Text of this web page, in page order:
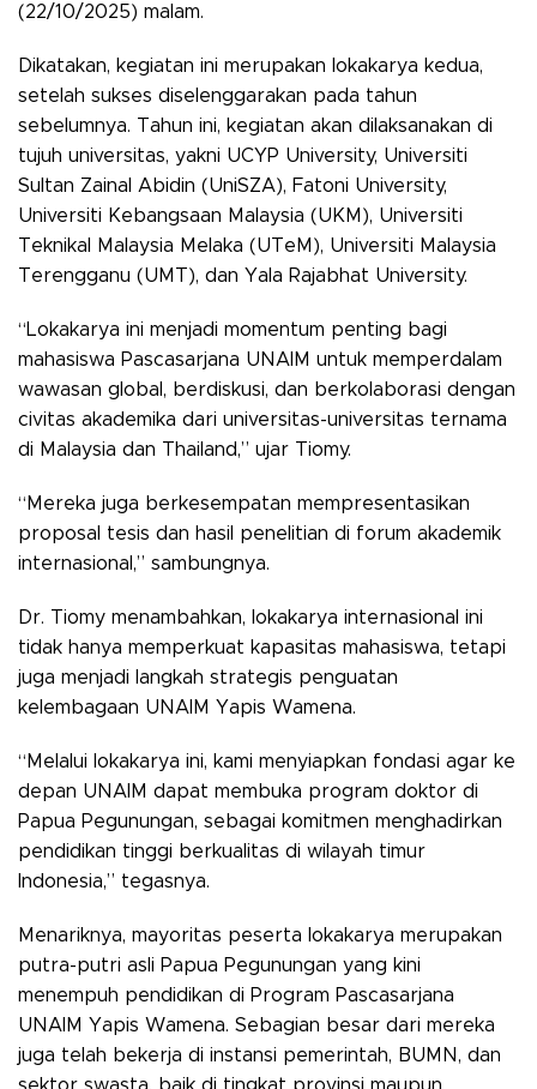
(22/10/2025) malam.
Dikatakan, kegiatan ini merupakan lokakarya kedua,
setelah sukses diselenggarakan pada tahun
sebelumnya. Tahun ini, kegiatan akan dilaksanakan di
tujuh universitas, yakni UCYP University, Universiti
Sultan Zainal Abidin (UniSZA), Fatoni University,
Universiti Kebangsaan Malaysia (UKM), Universiti
Teknikal Malaysia Melaka (UTeM), Universiti Malaysia
Terengganu (UMT), dan Yala Rajabhat University.
“Lokakarya ini menjadi momentum penting bagi
mahasiswa Pascasarjana UNAIM untuk memperdalam
wawasan global, berdiskusi, dan berkolaborasi dengan
civitas akademika dari universitas-universitas ternama
di Malaysia dan Thailand,” ujar Tiomy.
“Mereka juga berkesempatan mempresentasikan
proposal tesis dan hasil penelitian di forum akademik
internasional,” sambungnya.
Dr. Tiomy menambahkan, lokakarya internasional ini
tidak hanya memperkuat kapasitas mahasiswa, tetapi
juga menjadi langkah strategis penguatan
kelembagaan UNAIM Yapis Wamena.
“Melalui lokakarya ini, kami menyiapkan fondasi agar ke
depan UNAIM dapat membuka program doktor di
Papua Pegunungan, sebagai komitmen menghadirkan
pendidikan tinggi berkualitas di wilayah timur
Indonesia,” tegasnya.
Menariknya, mayoritas peserta lokakarya merupakan
putra-putri asli Papua Pegunungan yang kini
menempuh pendidikan di Program Pascasarjana
UNAIM Yapis Wamena. Sebagian besar dari mereka
juga telah bekerja di instansi pemerintah, BUMN, dan